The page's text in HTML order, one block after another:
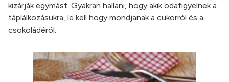
kizárják egymást. Gyakran hallani, hogy akik odafigyelnek a
táplálkozásukra, le kell hogy mondjanak a cukorról és a
csokoládéról.